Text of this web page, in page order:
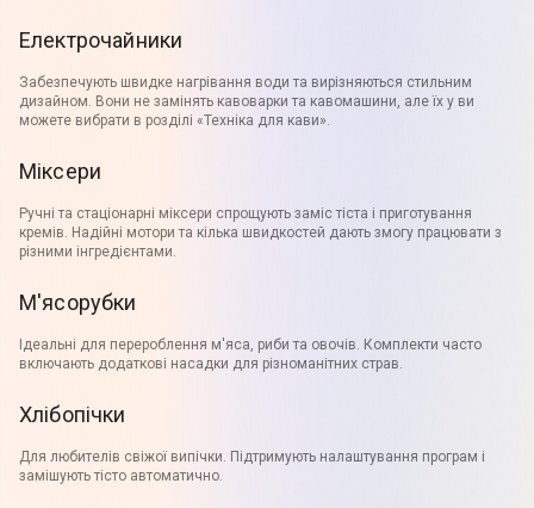
Електрочайники
Забезпечують швидке нагрівання води та вирізняються стильним
дизайном. Вони не замінять кавоварки та кавомашини, але їх у ви
можете вибрати в розділі «Техніка для кави».
Міксери
Ручні та стаціонарні міксери спрощують заміс тіста і приготування
кремів. Надійні мотори та кілька швидкостей дають змогу працювати з
різними інгредієнтами.
М'ясорубки
Ідеальні для перероблення м'яса, риби та овочів. Комплекти часто
включають додаткові насадки для різноманітних страв.
Хлібопічки
Для любителів свіжої випічки. Підтримують налаштування програм і
замішують тісто автоматично.